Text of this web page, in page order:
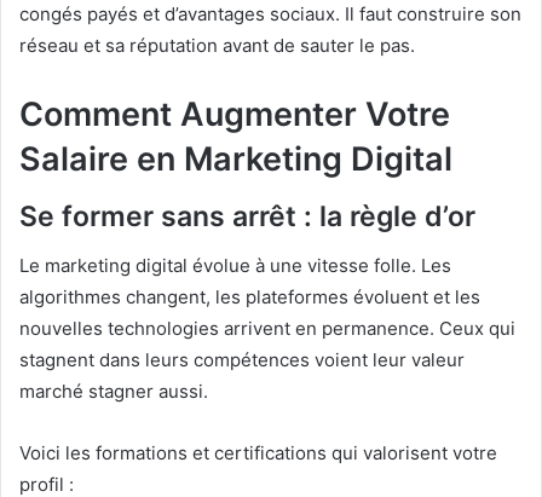
congés payés et d’avantages sociaux. Il faut construire son
réseau et sa réputation avant de sauter le pas.
Comment Augmenter Votre
Salaire en Marketing Digital
Se former sans arrêt : la règle d’or
Le marketing digital évolue à une vitesse folle. Les
algorithmes changent, les plateformes évoluent et les
nouvelles technologies arrivent en permanence. Ceux qui
stagnent dans leurs compétences voient leur valeur
marché stagner aussi.
Voici les formations et certifications qui valorisent votre
profil :